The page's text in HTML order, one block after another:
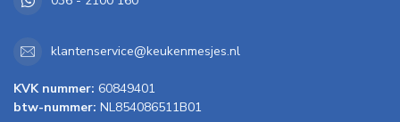
klantenservice@keukenmesjes.nl
KVK nummer: 60849401
btw-nummer: NL854086511B01